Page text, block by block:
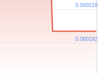
0.000192
0.000216